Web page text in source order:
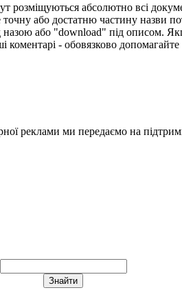
розміщуються абсолютно всі
або достатню частину назви
або "download" під описом.
коментарі - обовязково
реклами ми передаємо на